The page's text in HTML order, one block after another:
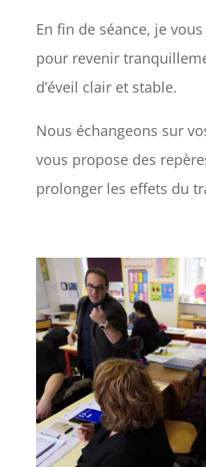
En fin de séance, je
pour revenir
d’éveil clair et stable.
Nous échangeons sur
vous propose des
prolonger les effets du